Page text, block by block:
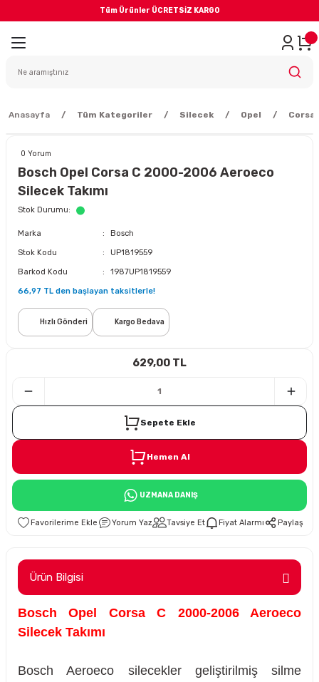
Tüm Ürünler ÜCRETSİZ KARGO
Geri Dön
Sistemi
Anasayfa Tüm Kategoriler Silecek Opel Corsa
0 Yorum
Bosch Opel Corsa C 2000-2006 Aeroeco
Silecek Takımı
Stok Durumu
Marka Bosch
Stok Kodu UP1819559
Barkod Kodu 1987UP1819559
66,97 TL den başlayan taksitlerle!
Hızlı Gönderi Kargo Bedava
629,00 TL
Sepete Ekle
Hemen Al
UZMANA DANIŞ
Yorum Yaz Tavsiye Et Fiyat Alarmı Paylaş
Ürün Bilgisi
Bosch Opel Corsa C 2000-2006 Aeroeco
Silecek Takımı
Bosch Aeroeco silecekler geliştirilmiş silme